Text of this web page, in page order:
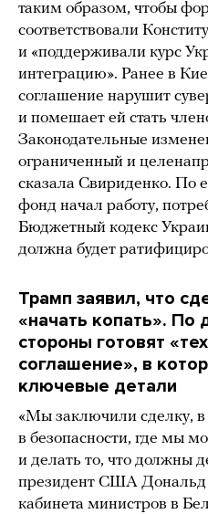
таким образом, чтобы
соответствовали
и «поддерживали курс
интеграцию». Ранее в
соглашение нарушит
и помешает ей стать
Законодательные
ограниченный и
сказала Свириденко. По
фонд начал работу,
Бюджетный кодекс
должна будет
Трамп заявил, что
«начать копать».
стороны готовят
соглашение», в
ключевые детали
«Мы заключили сделку,
в безопасности, где мы
и делать то, что должны
президент США Дональд
кабинета министров в